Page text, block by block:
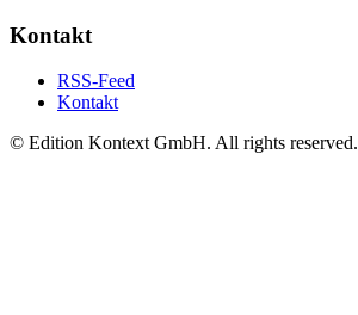
Kontakt
RSS-Feed
Kontakt
© Edition Kontext GmbH. All rights reserved.